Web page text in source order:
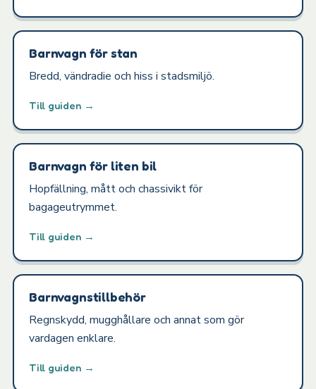
Barnvagn för stan
Bredd, vändradie och hiss i stadsmiljö.
Till guiden →
Barnvagn för liten bil
Hopfällning, mått och chassivikt för
bagageutrymmet.
Till guiden →
Barnvagnstillbehör
Regnskydd, mugghållare och annat som gör
vardagen enklare.
Till guiden →